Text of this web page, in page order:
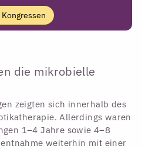
die mikrobielle
zeigten sich innerhalb des
Allerdings waren
1–4 Jahre sowie 4–8
weiterhin mit einer